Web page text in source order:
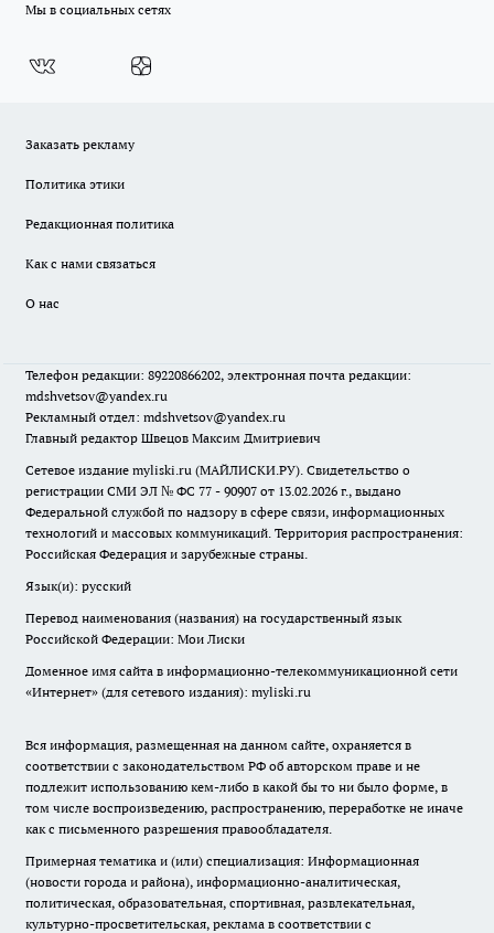
Мы в социальных сетях
Заказать рекламу
Политика этики
Редакционная политика
Как с нами связаться
О нас
Телефон редакции: 89220866202, электронная почта редакции:
mdshvetsov@yandex.ru
Рекламный отдел: mdshvetsov@yandex.ru
Главный редактор Швецов Максим Дмитриевич
Сетевое издание myliski.ru (МАЙЛИСКИ.РУ). Свидетельство о
регистрации СМИ ЭЛ № ФС 77 - 90907 от 13.02.2026 г., выдано
Федеральной службой по надзору в сфере связи, информационных
технологий и массовых коммуникаций. Территория распространения:
Российская Федерация и зарубежные страны.
Язык(и): русский
Перевод наименования (названия) на государственный язык
Российской Федерации: Мои Лиски
Доменное имя сайта в информационно-телекоммуникационной сети
«Интернет» (для сетевого издания): myliski.ru
Вся информация, размещенная на данном сайте, охраняется в
соответствии с законодательством РФ об авторском праве и не
подлежит использованию кем-либо в какой бы то ни было форме, в
том числе воспроизведению, распространению, переработке не иначе
как с письменного разрешения правообладателя.
Примерная тематика и (или) специализация: Информационная
(новости города и района), информационно-аналитическая,
политическая, образовательная, спортивная, развлекательная,
культурно-просветительская, реклама в соответствии с